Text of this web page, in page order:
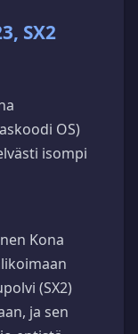
SX2
OS)
isompi
Kona
(SX2)
ja sen